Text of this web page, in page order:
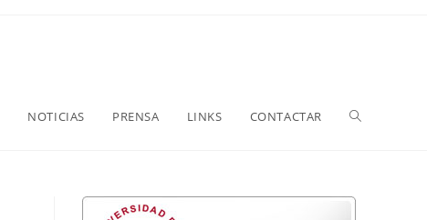
NOTICIAS PRENSA LINKS CONTACTAR